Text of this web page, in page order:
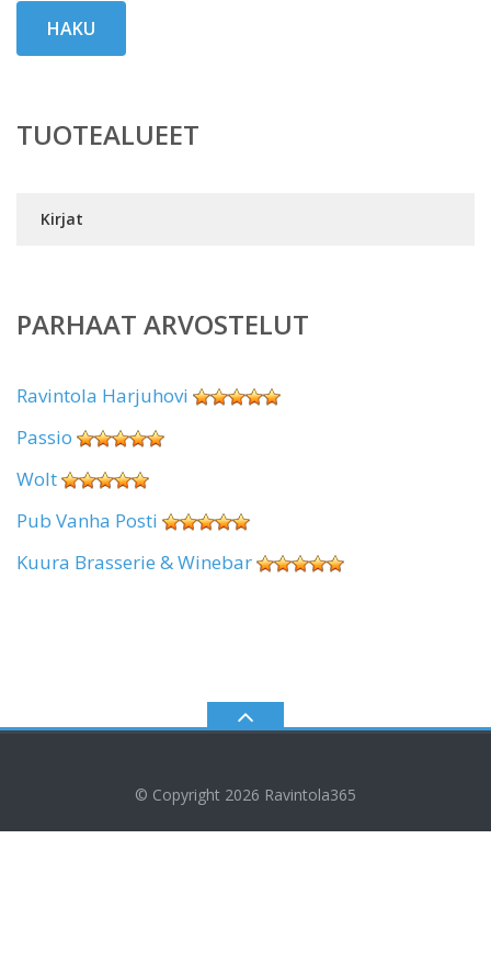
HAKU
TUOTEALUEET
Kirjat
PARHAAT ARVOSTELUT
Ravintola Harjuhovi
Passio
Wolt
Pub Vanha Posti
Kuura Brasserie & Winebar
© Copyright 2026 Ravintola365